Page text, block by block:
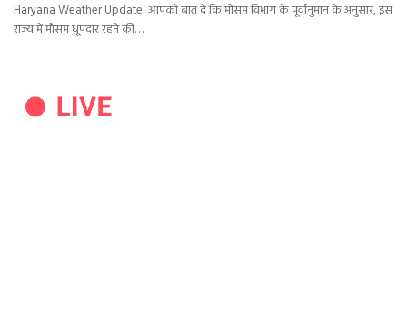
Haryana Weather Update: आपको बात दे कि मौसम विभाग के पूर्वानुमान के अनुसार, इस
राज्य में मौसम धूपदार रहने की…